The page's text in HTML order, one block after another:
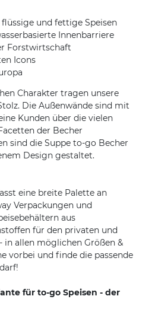
flüssige und fettige Speisen
Innenbarriere
Forstwirtschaft
Icons
Charakter tragen unsere
Die Außenwände sind mit
Kunden über die vielen
der Becher
sind die Suppe to-go Becher
Design gestaltet.
eine breite Palette an
Verpackungen und
aus
für den privaten und
in allen möglichen Größen &
vorbei und finde die passende
für to-go Speisen - der